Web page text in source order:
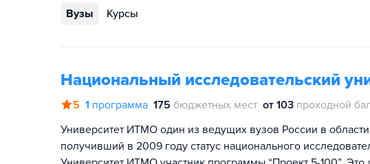
Вузы Курсы
Национальный исследовательский
5 1 программа 175 бюджетных мест от 103 проходной
Университет ИТМО один из ведущих вузов России в
получивший в 2009 году статус национального